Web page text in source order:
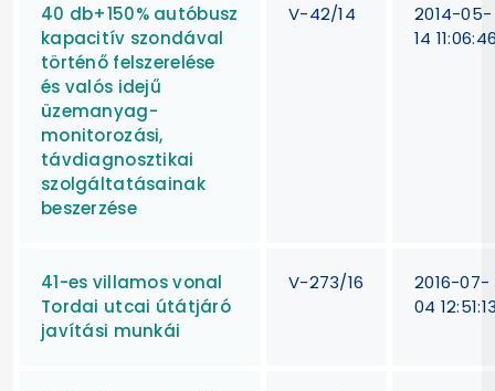
40 db+150% autóbusz
kapacitív szondával
történő felszerelése
és valós idejű
üzemanyag-
monitorozási,
távdiagnosztikai
szolgáltatásainak
beszerzése
V-42/14
2014-05-
14
41-es villamos vonal
Tordai utcai útátjáró
javítási munkái
V-273/16
2016-07-
04